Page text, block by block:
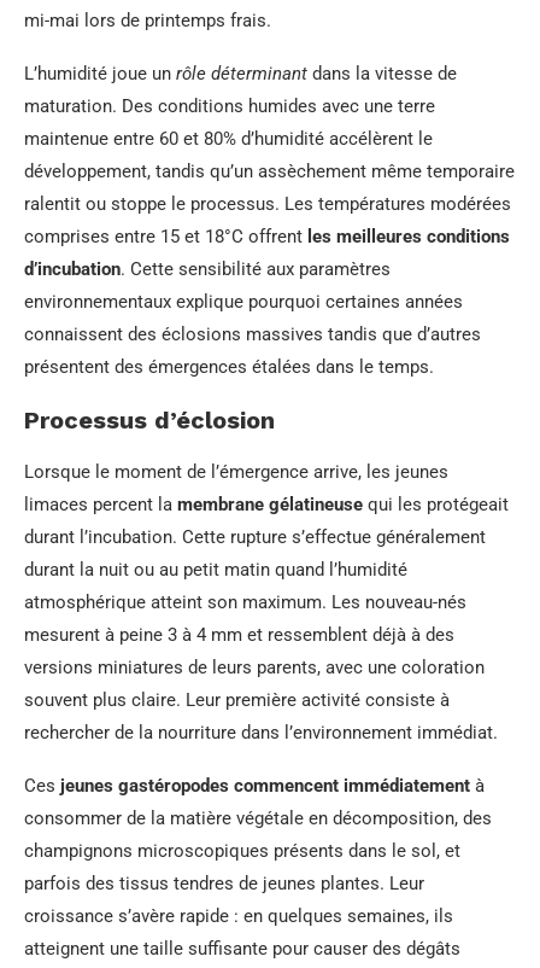
mi-mai lors de printemps frais.
L’humidité joue un rôle déterminant dans la vitesse de
maturation. Des conditions humides avec une terre
maintenue entre 60 et 80% d’humidité accélèrent le
développement, tandis qu’un assèchement même temporaire
ralentit ou stoppe le processus. Les températures modérées
comprises entre 15 et 18°C offrent les meilleures conditions
d’incubation. Cette sensibilité aux paramètres
environnementaux explique pourquoi certaines années
connaissent des éclosions massives tandis que d’autres
présentent des émergences étalées dans le temps.
Processus d’éclosion
Lorsque le moment de l’émergence arrive, les jeunes
limaces percent la membrane gélatineuse qui les protégeait
durant l’incubation. Cette rupture s’effectue généralement
durant la nuit ou au petit matin quand l’humidité
atmosphérique atteint son maximum. Les nouveau-nés
mesurent à peine 3 à 4 mm et ressemblent déjà à des
versions miniatures de leurs parents, avec une coloration
souvent plus claire. Leur première activité consiste à
rechercher de la nourriture dans l’environnement immédiat.
Ces jeunes gastéropodes commencent immédiatement à
consommer de la matière végétale en décomposition, des
champignons microscopiques présents dans le sol, et
parfois des tissus tendres de jeunes plantes. Leur
croissance s’avère rapide : en quelques semaines, ils
atteignent une taille suffisante pour causer des dégâts